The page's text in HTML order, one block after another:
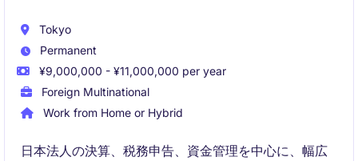
Tokyo
Permanent
¥9,000,000 - ¥11,000,000 per year
Foreign Multinational
Work from Home or Hybrid
日本法人の決算、税務申告、資金管理を中心に、幅広